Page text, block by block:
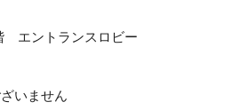
エントランスロビー
いません